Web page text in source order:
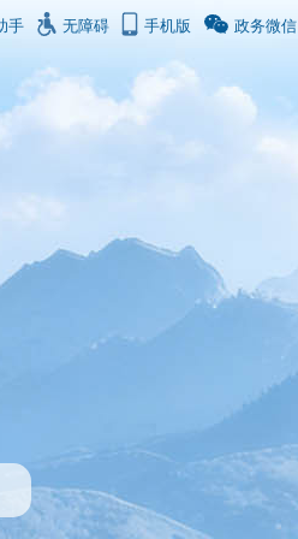
手 无障碍 手机版 政务微信